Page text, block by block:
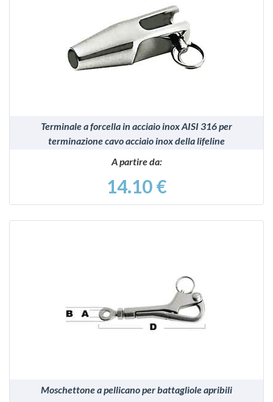
VEDI
Terminale a forcella in acciaio inox AISI 316 per
terminazione cavo acciaio inox della lifeline
A partire da:
14.10 €
VEDI
Moschettone a pellicano per battagliole apribili